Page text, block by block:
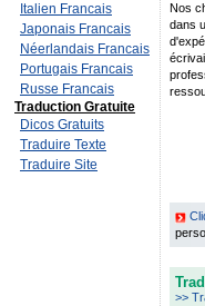
Italien Francais
Japonais Francais
Néerlandais Francais
Portugais Francais
Russe Francais
Traduction Gratuite
Dicos Gratuits
Traduire Texte
Traduire Site
Nos
dans
>>